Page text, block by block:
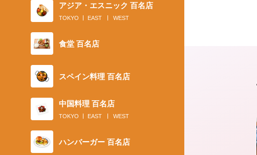
アジア・エスニック 百名店
TOKYO EAST WEST
食堂 百名店
スペイン料理 百名店
中国料理 百名店
TOKYO EAST WEST
ハンバーガー 百名店